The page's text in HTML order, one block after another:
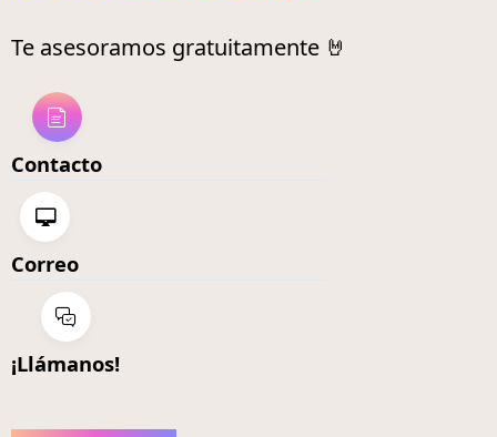
Te asesoramos gratuitamente 🤘
Contacto
Correo
¡Llámanos!